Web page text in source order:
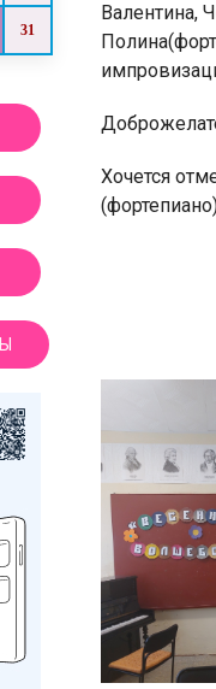
31
Валентина,
Хочется